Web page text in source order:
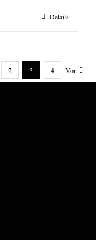
Details
2 3 4 Vor